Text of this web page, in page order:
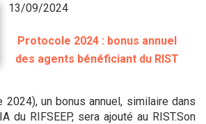
13/09/2024
Protocole 2024 : bonus annuel
des agents bénéficiant du RIST
2024), un bonus annuel, similaire dans
du RIFSEEP, sera ajouté au RIST.Son